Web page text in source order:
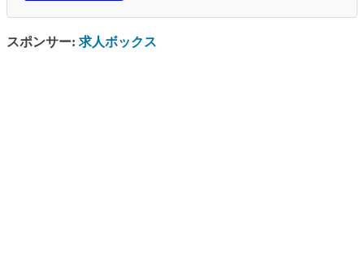
スポンサー: 求人ボックス